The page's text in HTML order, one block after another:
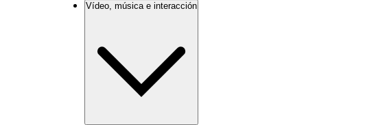
Vídeo, música e interacción